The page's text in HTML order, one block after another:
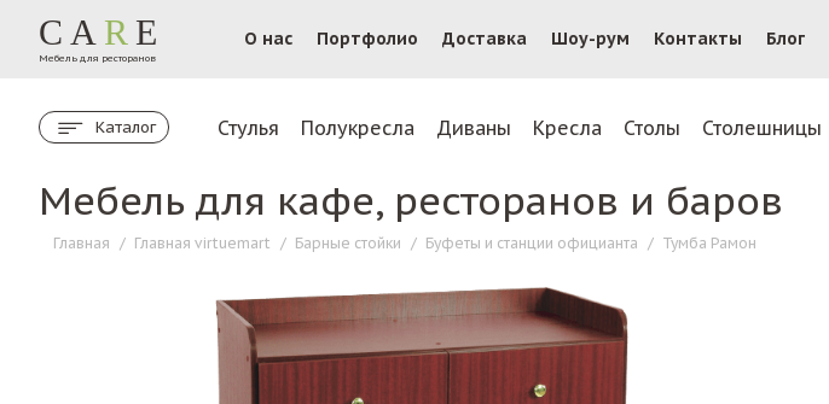
CA R E
Мебель для ресторанов
О нас Портфолио Доставка Шоу-рум Контакты Блог
Каталог Стулья Полукресла Диваны Кресла Столы Столешницы
Мебель для кафе, ресторанов и баров
Главная / Главная virtuemart / Барные стойки / Буфеты и станции официанта / Тумба Рамон